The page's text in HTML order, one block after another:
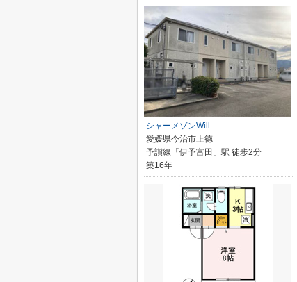
シャーメゾンWill
愛媛県今治市上徳
予讃線「伊予富田」駅 徒歩2分
築16年